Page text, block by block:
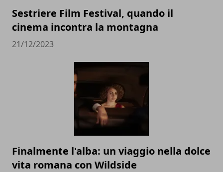
Sestriere Film Festival, quando il
cinema incontra la montagna
21/12/2023
Finalmente l'alba: un viaggio nella dolce
vita romana con Wildside